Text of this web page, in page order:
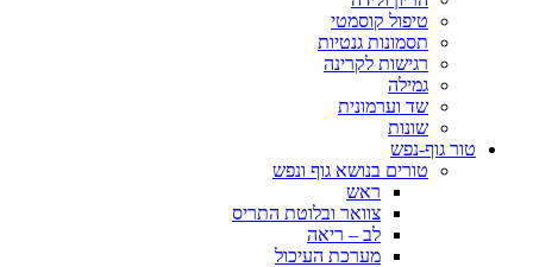
טיפול קוסמטי
תסמונות גנטיות
רגישות לקרינה
גמילה
שד וערמונית
שונות
טור גוף-נפש
טורים בנושא גוף ונפש
ראש
צוואר ובלוטת התריס
לב – ריאה
מערכת העיכול